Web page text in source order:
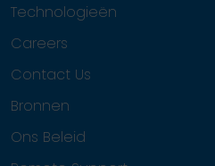
Technologieën
Careers
Contact Us
Bronnen
Ons Beleid